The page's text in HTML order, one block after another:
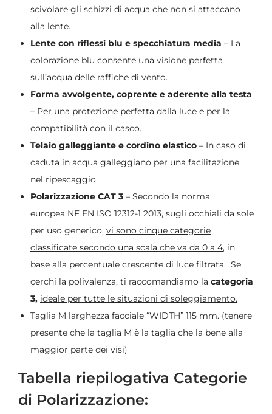
scivolare gli schizzi di acqua che non si attaccano
alla lente.
Lente con riflessi blu e specchiatura media – La
colorazione blu consente una visione perfetta
sull’acqua delle raffiche di vento.
Forma avvolgente, coprente e aderente alla testa
– Per una protezione perfetta dalla luce e per la
compatibilità con il casco.
Telaio galleggiante e cordino elastico – In caso di
caduta in acqua galleggiano per una facilitazione
nel ripescaggio.
Polarizzazione CAT 3 – Secondo la norma
europea NF EN ISO 12312-1 2013, sugli occhiali da sole
per uso generico, vi sono cinque categorie
classificate secondo una scala che va da 0 a 4, in
base alla percentuale crescente di luce filtrata. Se
cerchi la polivalenza, ti raccomandiamo la categoria
3, ideale per tutte le situazioni di soleggiamento.
Taglia M larghezza facciale “WIDTH” 115 mm. (tenere
presente che la taglia M è la taglia che la bene alla
maggior parte dei visi)
Tabella riepilogativa Categorie
di Polarizzazione: